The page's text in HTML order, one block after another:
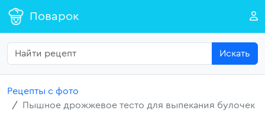
Поварок
Искать
Рецепты с фото
Пышное дрожжевое тесто для выпекания булочек